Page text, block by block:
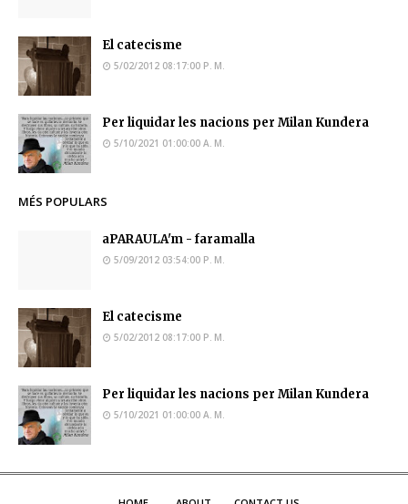
El catecisme
5/02/2012 08:17:00 P. M.
Per liquidar les nacions per Milan Kundera
5/10/2021 01:00:00 A. M.
MÉS POPULARS
aPARAULA'm - faramalla
5/09/2012 03:54:00 P. M.
El catecisme
5/02/2012 08:17:00 P. M.
Per liquidar les nacions per Milan Kundera
5/10/2021 01:00:00 A. M.